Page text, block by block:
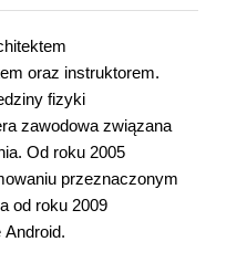
oraz instruktorem.
fizyki
zawodowa związana
Od roku 2005
przeznaczonym
od roku 2009